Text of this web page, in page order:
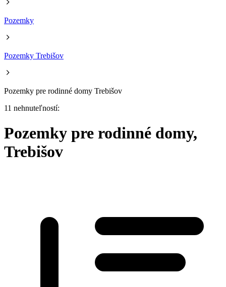
Pozemky
Pozemky Trebišov
Pozemky pre rodinné domy Trebišov
11 nehnuteľností:
Pozemky pre rodinné domy,
Trebišov